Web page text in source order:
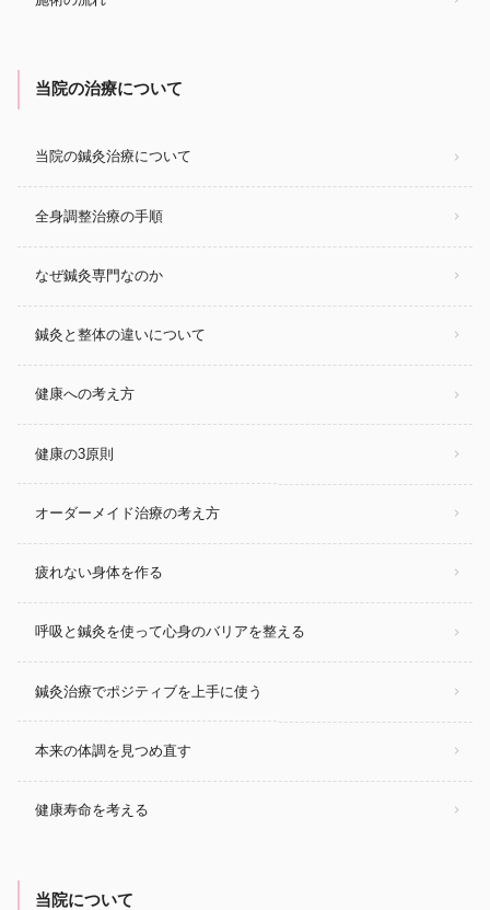
当院の治療について
当院の鍼灸治療について
全身調整治療の手順
なぜ鍼灸専門なのか
鍼灸と整体の違いについて
健康への考え方
健康の3原則
オーダーメイド治療の考え方
疲れない身体を作る
呼吸と鍼灸を使って心身のバリアを整える
鍼灸治療でポジティブを上手に使う
本来の体調を見つめ直す
健康寿命を考える
当院について